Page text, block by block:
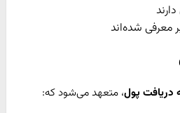
معرفی شده‌اند
دریافت پول، متعهد می‌شود که: